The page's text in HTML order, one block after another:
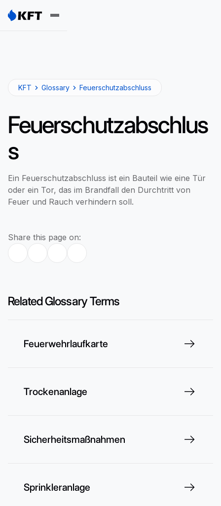
KFT Glossary Feuerschutzabschluss
Feuerschutzabschlus
s
Ein Feuerschutzabschluss ist ein Bauteil wie eine Tür
oder ein Tor, das im Brandfall den Durchtritt von
Feuer und Rauch verhindern soll.
Share this page on:
Related Glossary Terms
Feuerwehrlaufkarte
Trockenanlage
Sicherheitsmaßnahmen
Sprinkleranlage